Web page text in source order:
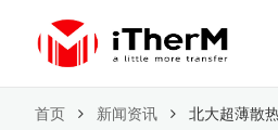
首页 新闻资讯 北大超薄散